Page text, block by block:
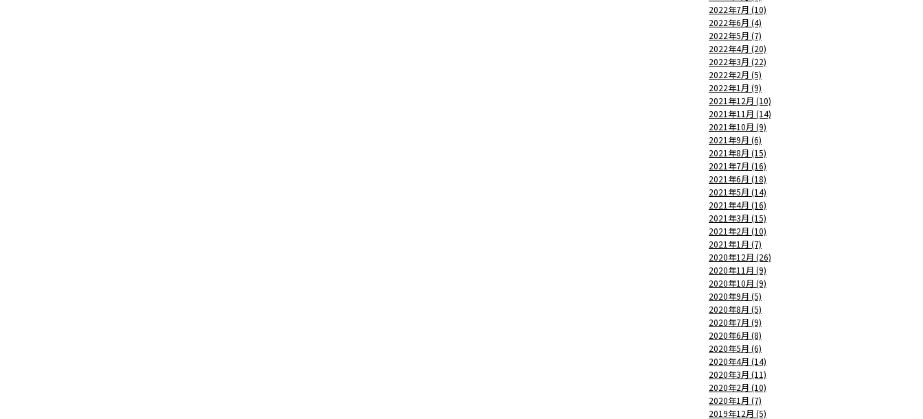
2022年7月 (10)
2022年6月 (4)
2022年5月 (7)
2022年4月 (20)
2022年3月 (22)
2022年2月 (5)
2022年1月 (9)
2021年12月 (10)
2021年11月 (14)
2021年10月 (9)
2021年9月 (6)
2021年8月 (15)
2021年7月 (16)
2021年6月 (18)
2021年5月 (14)
2021年4月 (16)
2021年3月 (15)
2021年2月 (10)
2021年1月 (7)
2020年12月 (26)
2020年11月 (9)
2020年10月 (9)
2020年9月 (5)
2020年8月 (5)
2020年7月 (9)
2020年6月 (8)
2020年5月 (6)
2020年4月 (14)
2020年3月 (11)
2020年2月 (10)
2020年1月 (7)
2019年12月 (5)